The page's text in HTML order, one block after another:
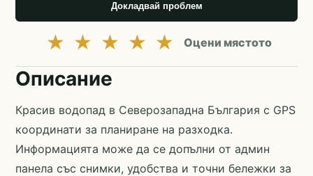
Докладвай проблем
★ ★ ★ ★ ★ Оцени мястото
Описание
Красив водопад в Северозападна България с GPS
координати за планиране на разходка.
Информацията може да се допълни от админ
панела със снимки, удобства и точни бележки за